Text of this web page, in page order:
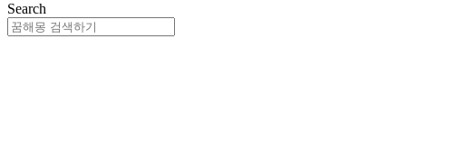
Search